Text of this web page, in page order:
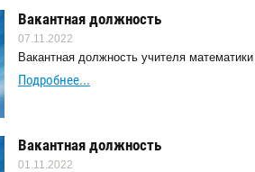
Вакантная должность
07.11.2022
Вакантная должность учителя математики
Подробнее...
Вакантная должность
01.11.2022